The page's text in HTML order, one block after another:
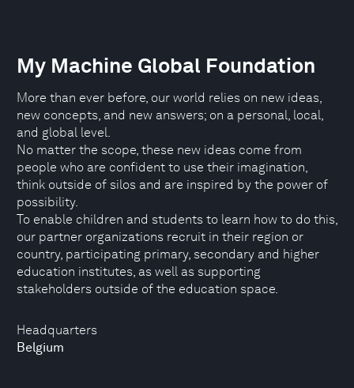
Headquarters
Belgium
My Machine Global Foundation
More than ever before, our world relies on new ideas,
new concepts, and new answers; on a personal, local,
and global level.
No matter the scope, these new ideas come from
people who are confident to use their imagination,
think outside of silos and are inspired by the power of
possibility.
To enable children and students to learn how to do this,
our partner organizations recruit in their region or
country, participating primary, secondary and higher
education institutes, as well as supporting
stakeholders outside of the education space.